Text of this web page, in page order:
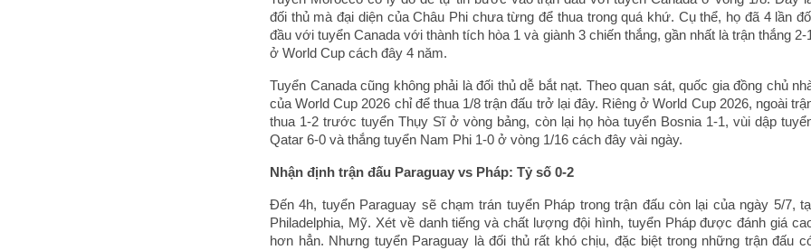
đối thủ mà đại diện của Châu Phi chưa từng để thua trong quá khứ. Cụ thể, họ đã 4 lần
đầu với tuyển Canada với thành tích hòa 1 và giành 3 chiến thắng, gần nhất là trận thắng 2-1
ở World Cup cách đây 4 năm.
Tuyển Canada cũng không phải là đối thủ dễ bắt nạt. Theo quan sát, quốc gia đồng chủ
của World Cup 2026 chỉ để thua 1/8 trận đấu trở lại đây. Riêng ở World Cup 2026, ngoài
thua 1-2 trước tuyển Thụy Sĩ ở vòng bảng, còn lại họ hòa tuyển Bosnia 1-1, vùi dập
Qatar 6-0 và thắng tuyển Nam Phi 1-0 ở vòng 1/16 cách đây vài ngày.
Nhận định trận đấu Paraguay vs Pháp: Tỷ số 0-2
Đến 4h, tuyển Paraguay sẽ chạm trán tuyển Pháp trong trận đấu còn lại của ngày 5/7,
Philadelphia, Mỹ. Xét về danh tiếng và chất lượng đội hình, tuyển Pháp được đánh giá
hơn hẳn. Nhưng tuyển Paraguay là đối thủ rất khó chịu, đặc biệt trong những trận đấu